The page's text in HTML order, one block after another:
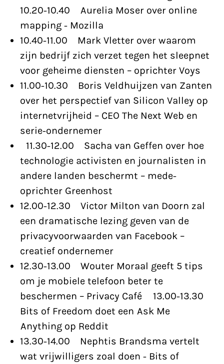
10.20-10.40 Aurelia Moser over online
mapping - Mozilla
10.40-11.00 Mark Vletter over waarom
zijn bedrijf zich verzet tegen het sleepnet
voor geheime diensten – oprichter Voys
11.00-10.30 Boris Veldhuijzen van Zanten
over het perspectief van Silicon Valley op
internetvrijheid – CEO The Next Web en
serie-ondernemer
11.30-12.00 Sacha van Geffen over hoe
technologie activisten en journalisten in
andere landen beschermt – mede-
oprichter Greenhost
12.00-12.30 Victor Milton van Doorn zal
een dramatische lezing geven van de
privacyvoorwaarden van Facebook –
creatief ondernemer
12.30-13.00 Wouter Moraal geeft 5 tips
om je mobiele telefoon beter te
beschermen – Privacy Café 13.00-13.30
Bits of Freedom doet een Ask Me
Anything op Reddit
13.30-14.00 Nephtis Brandsma vertelt
wat vrijwilligers zoal doen - Bits of